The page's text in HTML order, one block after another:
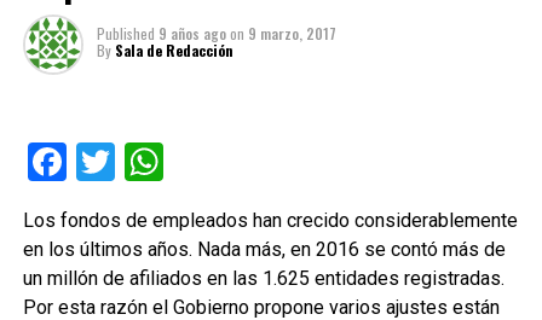
Published 9 años agoon 9 marzo, 2017
By Sala de Redacción
Facebook
TwitterWhatsApp
Los fondos de empleados han crecido considerablemente
en los últimos años. Nada más, en 2016 se contó más de
un millón de afiliados en las 1.625 entidades registradas.
Por esta razón el Gobierno propone varios ajustes están